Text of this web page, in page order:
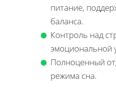
питание,
баланса.
Контроль над
эмоциональной
Полноценный
режима сна.